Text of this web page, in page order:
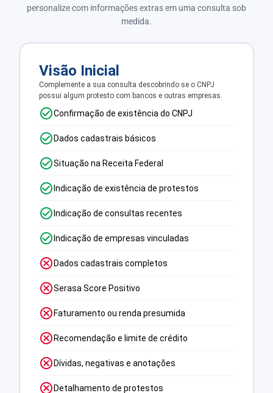
personalize com informações extras em uma consulta sob
medida.
Visão Inicial
Complemente a sua consulta descobrindo se o CNPJ
possui algum protesto com bancos e outras empresas.
Confirmação de existência do CNPJ
Dados cadastrais básicos
Situação na Receita Federal
Indicação de existência de protestos
Indicação de consultas recentes
Indicação de empresas vinculadas
Dados cadastrais completos
Serasa Score Positivo
Faturamento ou renda presumida
Recomendação e limite de crédito
Dívidas, negativas e anotações
Detalhamento de protestos